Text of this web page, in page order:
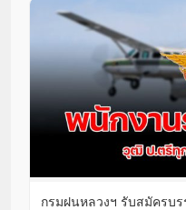
กรมฝนหลวงฯ รับสมัครบ